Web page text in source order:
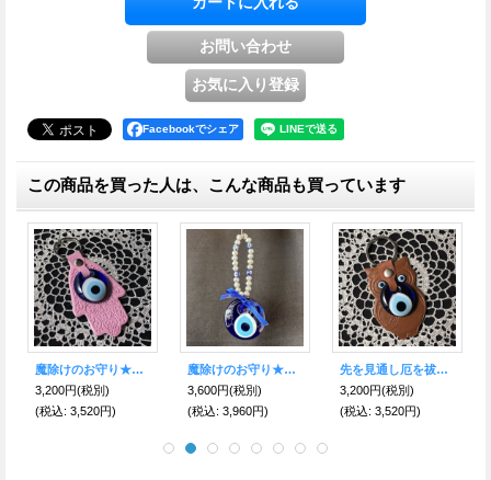
Facebookでシェア
この商品を買った人は、こんな商品も買っています
先を見通し厄を祓う★ナザールボンジュウ★ふくろうレザーキーリング ブラウン
(税別)
3,520円)
魔除けのお守り★ナザールボンジュウ★レザーキーリング【スカイ】
(税別)
3,520円)
魔を除け道を切り拓く！ナザールボンジュウ＆WOODハムサ お守り壁掛け飾り B
(税別)
8,800円)